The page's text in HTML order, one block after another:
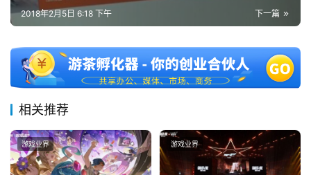
站
中
文
国
)
下一篇
2018年2月5日 6:18 下午
相关推荐
游戏业界 游戏业界